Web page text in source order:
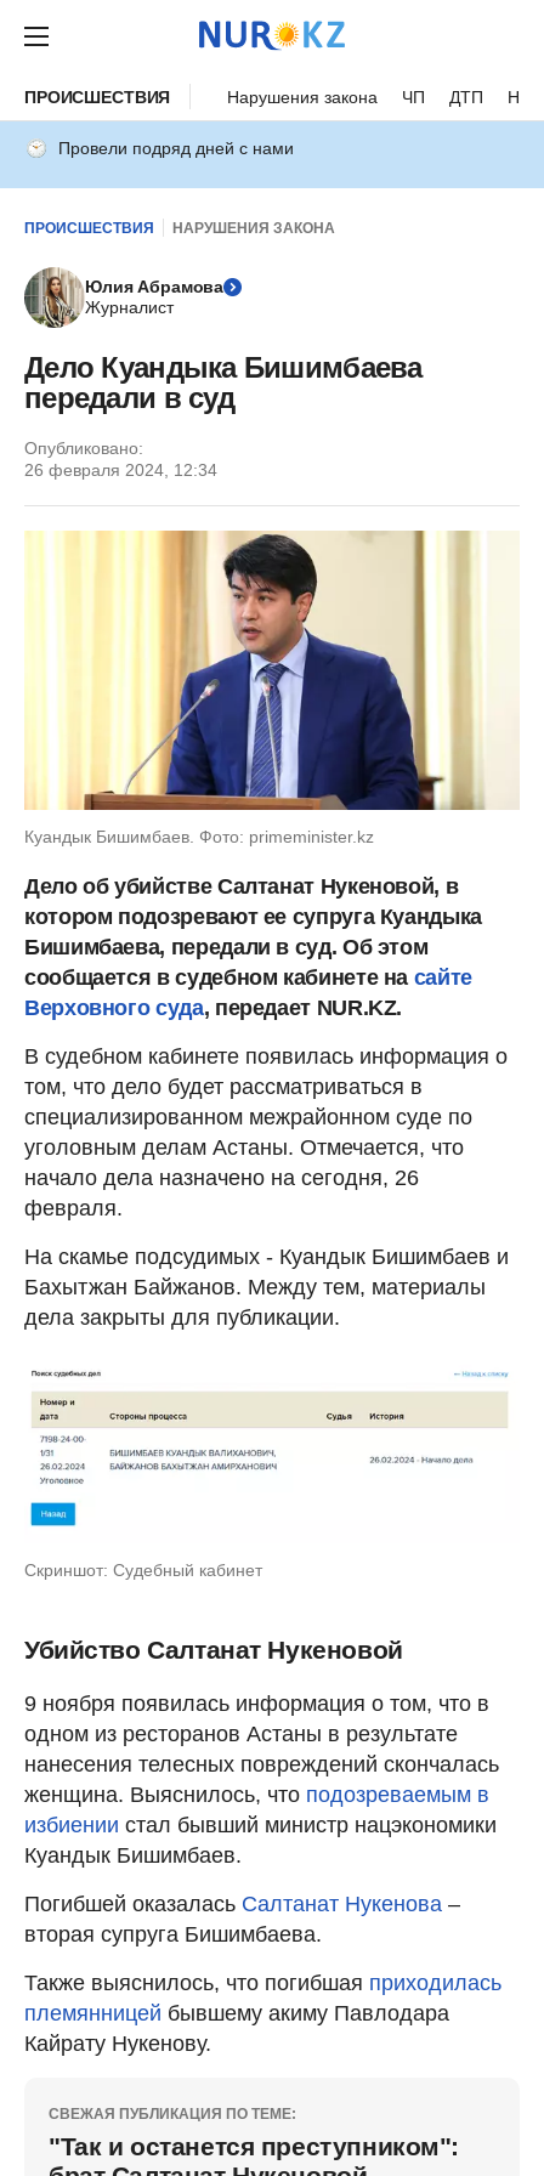
ПРОИСШЕСТВИЯ Нарушения закона ЧП ДТП
Провели подряд дней с нами
ПРОИСШЕСТВИЯ НАРУШЕНИЯ ЗАКОНА
Юлия Абрамова
Журналист
Дело Куандыка Бишимбаева
передали в суд
Опубликовано:
26 февраля 2024, 12:34
Куандык Бишимбаев. Фото: primeminister.kz
Дело об убийстве Салтанат Нукеновой, в
котором подозревают ее супруга Куандыка
Бишимбаева, передали в суд. Об этом
сообщается в судебном кабинете на сайте
Верховного суда, передает NUR.KZ.
В судебном кабинете появилась информация о
том, что дело будет рассматриваться в
специализированном межрайонном суде по
уголовным делам Астаны. Отмечается, что
начало дела назначено на сегодня, 26
февраля.
На скамье подсудимых - Куандык Бишимбаев и
Бахытжан Байжанов. Между тем, материалы
дела закрыты для публикации.
Скриншот: Судебный кабинет
Убийство Салтанат Нукеновой
9 ноября появилась информация о том, что в
одном из ресторанов Астаны в результате
нанесения телесных повреждений скончалась
женщина. Выяснилось, что подозреваемым в
избиении стал бывший министр нацэкономики
Куандык Бишимбаев.
Погибшей оказалась Салтанат Нукенова –
вторая супруга Бишимбаева.
Также выяснилось, что погибшая приходилась
племянницей бывшему акиму Павлодара
Кайрату Нукенову.
СВЕЖАЯ ПУБЛИКАЦИЯ ПО ТЕМЕ:
"Так и останется преступником":